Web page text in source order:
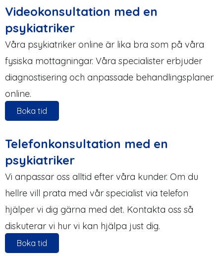
Videokonsultation med en
psykiatriker
Våra psykiatriker online är lika bra som på våra
fysiska mottagningar. Våra specialister erbjuder
diagnostisering och anpassade behandlingsplaner
online.
Boka tid
Telefonkonsultation med en
psykiatriker
Vi anpassar oss alltid efter våra kunder. Om du
hellre vill prata med vår specialist via telefon
hjälper vi dig gärna med det. Kontakta oss så
diskuterar vi hur vi kan hjälpa just dig.
Boka tid